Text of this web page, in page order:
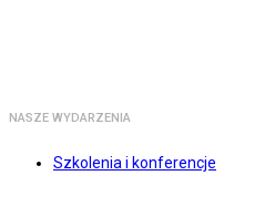
NASZE WYDARZENIA
Szkolenia i konferencje